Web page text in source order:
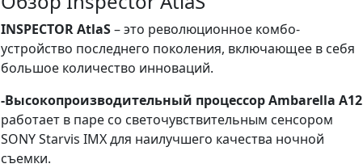
INSPECTOR AtlaS– это революционное комбо-
устройство последнего поколения, включающее в себя
большое количество инноваций.
-Высокопроизводительный процессор Ambarella А12
работает в паре со светочувствительным сенсором
SONY Starvis IMX для наилучшего качества ночной
съемки.